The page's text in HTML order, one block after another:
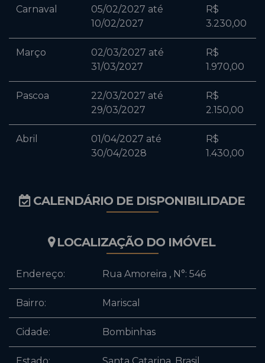
Carnaval
05/02/2027 até
10/02/2027
R$
3.230,00
Março
02/03/2027 até
31/03/2027
R$
1.970,00
Pascoa
22/03/2027 até
29/03/2027
R$
2.150,00
Abril
01/04/2027 até
30/04/2028
R$
1.430,00
CALENDÁRIO DE DISPONIBILIDADE
LOCALIZAÇÃO DO IMÓVEL
Endereço: Rua Amoreira , N°: 546
Bairro: Mariscal
Cidade: Bombinhas